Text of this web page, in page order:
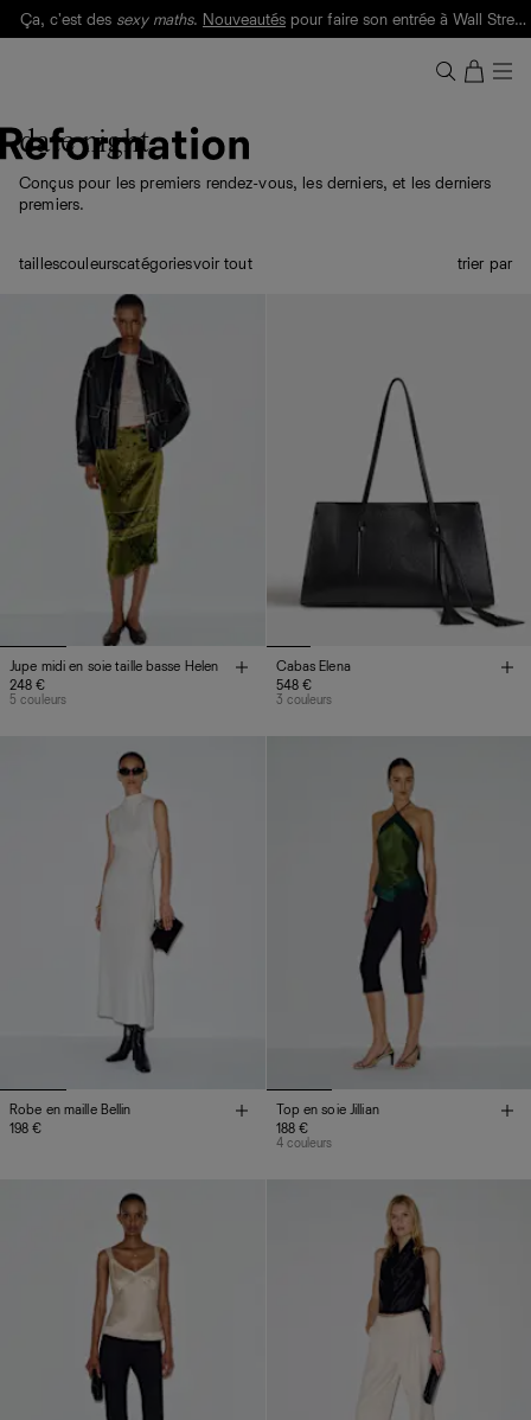
Livraison gratuite. Frais de douane et taxes inclus.
date night
Conçus pour les premiers rendez-vous, les derniers, et les derniers
premiers.
taillescouleurscatégoriesvoir tout trier par
Jupe midi en soie taille basse Helen
248 €
5 couleurs
Cabas Elena
548 €
3 couleurs
Robe en maille Bellin
198 €
Top en soie Jillian
188 €
4 couleurs